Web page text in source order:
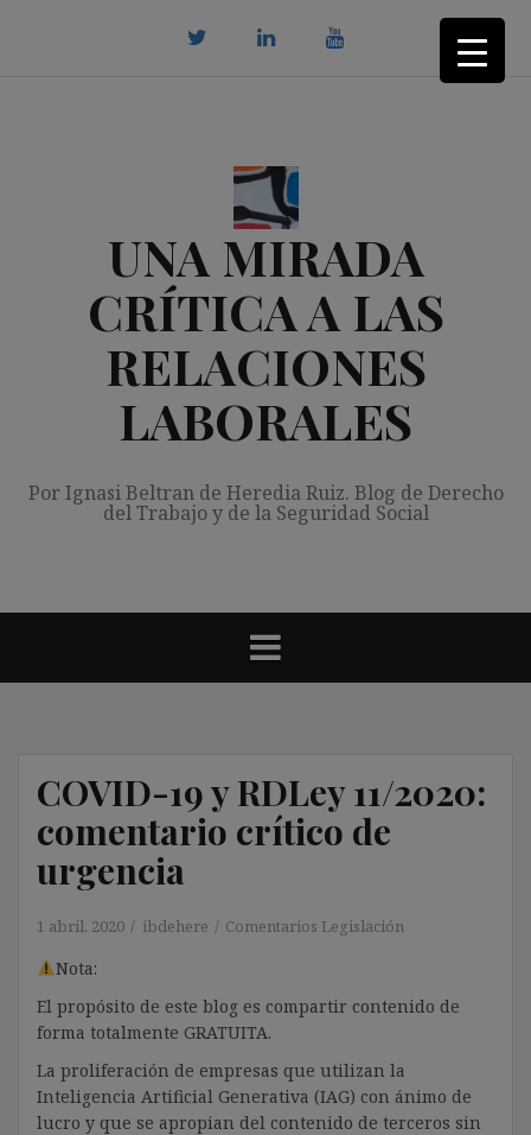
UNA MIRADA
CRÍTICA A LAS
RELACIONES
LABORALES
Por Ignasi Beltran de Heredia Ruiz. Blog de Derecho
del Trabajo y de la Seguridad Social
COVID-19 y RDLey 11/2020:
comentario crítico de
urgencia
1 abril, 2020 ibdehere Comentarios Legislación
Nota:
El propósito de este blog es compartir contenido de
forma totalmente GRATUITA.
La proliferación de empresas que utilizan la
Inteligencia Artificial Generativa (IAG) con ánimo de
lucro y que se apropian del contenido de terceros sin